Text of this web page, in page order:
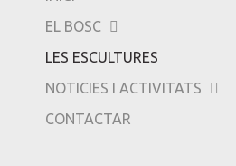
EL BOSC
LES ESCULTURES
NOTICIES I ACTIVITATS
CONTACTAR